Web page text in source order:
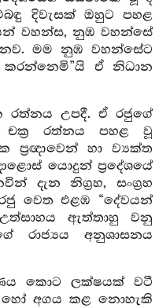
දිවැසක් ඔහුට පහළ
වහන්ස, නුඹ වහන්සේ
මම නුඹ වහන්සේට
ඒ නිධාන
රත්නය උපදී. ඒ රජුගේ
චක්‍ර රත්නය පහළ වූ
හා ව්‍යක්ත
යොදුන් ප්‍රදේශයේ
දැන නිග්‍රහ, සංග්‍රහ
වෙත එළඹ “දේවයන්
ඇත්තාහු වනු
රාජ්‍යය අනුශාසනය
කොට ලක්ෂයක් වටී
අගය කළ නොහැකි